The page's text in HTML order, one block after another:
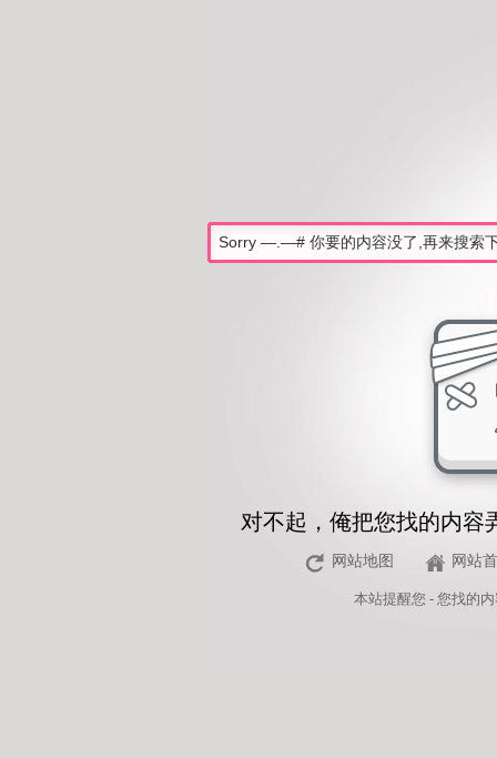
对不起，俺把您找的内容
网站地图 网站
本站提醒您 - 您找的